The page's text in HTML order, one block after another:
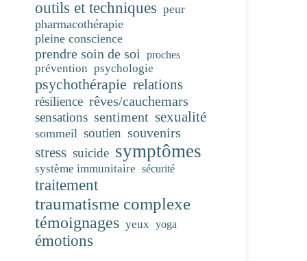
outils et techniques peur
pharmacothérapie
pleine conscience
prendre soin de soi proches
prévention psychologie
psychothérapie relations
résilience rêves/cauchemars
sensations sentiment sexualité
sommeil soutien souvenirs
stress suicide symptômes
système immunitaire sécurité
traitement
traumatisme complexe
témoignages yeux yoga
émotions